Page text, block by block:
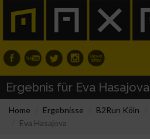
Ergebnis für Eva Hasajova
Home Ergebnisse B2Run Köln
Eva Hasajova